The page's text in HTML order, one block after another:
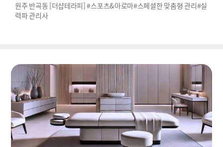
원주 반곡동 [더샵테라피] #스포츠&아로마#스페셜한 맞춤형 관리#실
력파 관리사